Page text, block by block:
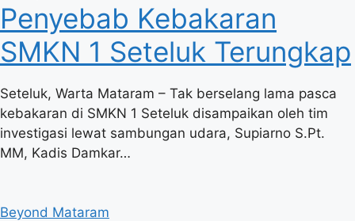
Penyebab Kebakaran
SMKN 1 Seteluk Terungkap
Seteluk, Warta Mataram – Tak berselang lama pasca
kebakaran di SMKN 1 Seteluk disampaikan oleh tim
investigasi lewat sambungan udara, Supiarno S.Pt.
MM, Kadis Damkar…
Beyond Mataram